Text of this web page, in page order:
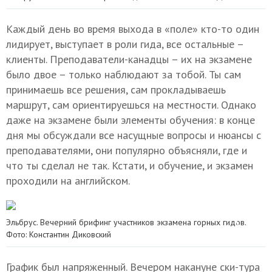
Каждый день во время выхода в «поле» кто-то один
лидирует, выступает в роли гида, все остальные –
клиенты. Преподаватели-канадцы – их на экзамене
было двое – только наблюдают за тобой. Ты сам
принимаешь все решения, сам прокладываешь
маршрут, сам ориентируешься на местности. Однако
даже на экзамене были элементы обучения: в конце
дня мы обсуждали все насущные вопросы и нюансы с
преподавателями, они популярно объясняли, где и
что ты сделал не так. Кстати, и обучение, и экзамен
проходили на английском.
Эльбрус. Вечерний брифинг участников экзамена горных гидов.
Фото: Константин Диковский
График был напряженный. Вечером накануне ски-тура